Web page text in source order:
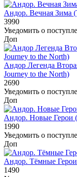
Андор. Вечная Зима
3990
Уведомить о
Доп
Андор Легенда
Journey to the North)
2690
Уведомить о
Доп
Андор. Новые Герои
1990
Уведомить о
Доп
Андор. Тёмные
1490